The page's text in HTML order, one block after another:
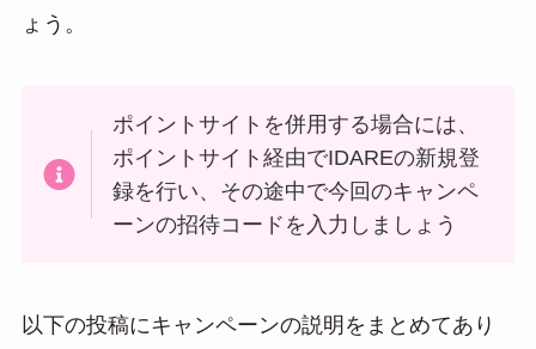
ょう。
ポイントサイトを併用する場合には、
ポイントサイト経由でIDAREの新規登
録を行い、その途中で今回のキャンペ
ーンの招待コードを入力しましょう
以下の投稿にキャンペーンの説明をまとめてあり